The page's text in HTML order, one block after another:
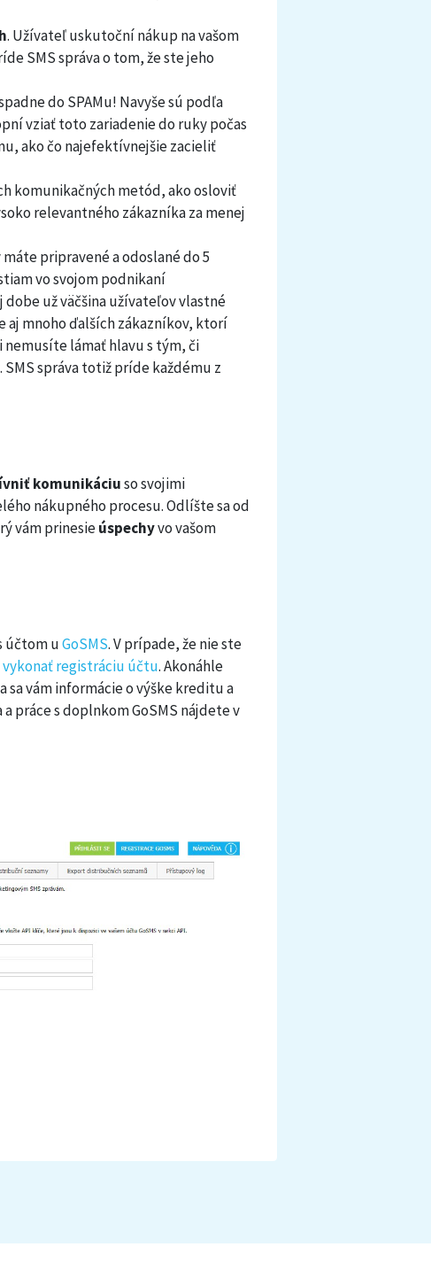
. Užívateľ uskutoční nákup na vašom
SMS správa o tom, že ste jeho
do SPAMu! Navyše sú podľa
vziať toto zariadenie do ruky počas
ako čo najefektívnejšie zacieliť
komunikačných metód, ako osloviť
relevantného zákazníka za menej
pripravené a odoslané do 5
vo svojom podnikaní
dobe už väčšina užívateľov vlastné
mnoho ďalších zákazníkov, ktorí
nemusíte lámať hlavu s tým, či
správa totiž príde každému z
komunikáciuso svojimi
nákupného procesu. Odlíšte sa od
vám prinesieúspechyvo vašom
účtom uGoSMS. V prípade, že nie ste
registráciu účtu. Akonáhle
sa vám informácie o výške kreditu a
práce s doplnkom GoSMS nájdete v